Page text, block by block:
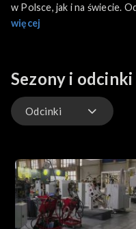
w Polsce, jak i na świecie.
misje badające tajemnice
więcej
Sezony i odcinki
Odcinki